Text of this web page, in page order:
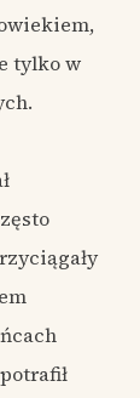
tylko w